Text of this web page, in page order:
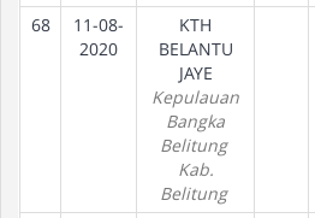
68
11-08-
2020
KTH
BELANTU
JAYE
Kepulauan
Bangka
Belitung
Kab.
Belitung